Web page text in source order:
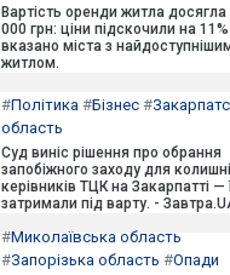
Вартість оренди житла досягла
000 грн: ціни підскочили на
вказано міста з
житлом.
#Політика #Бізнес #
область
Суд виніс рішення про обрання
запобіжного заходу для
керівників ТЦК на Закарпатті —
затримали під варту. -
#Миколаївська область
#Запорізька область #Опади